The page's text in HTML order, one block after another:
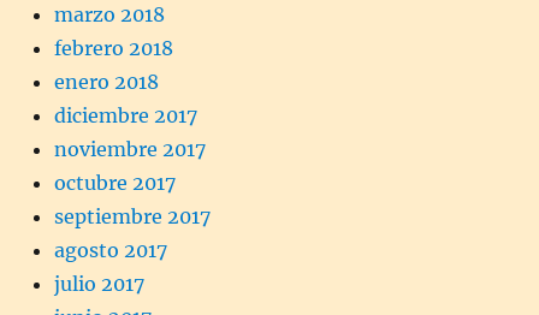
marzo 2018
febrero 2018
enero 2018
diciembre 2017
noviembre 2017
octubre 2017
septiembre 2017
agosto 2017
julio 2017